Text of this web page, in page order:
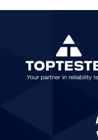
insinöörin
kuuluu
Toptesterillä?